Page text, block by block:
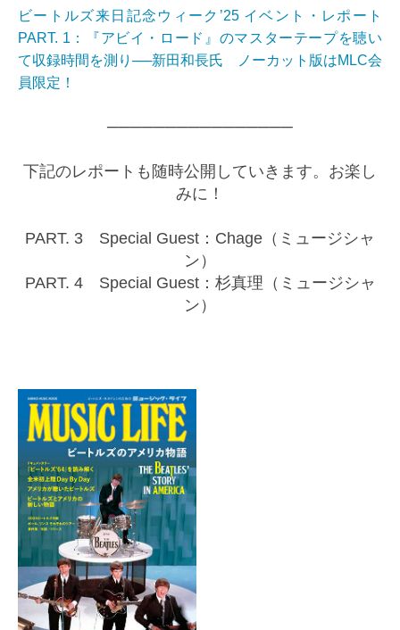
ビートルズ来日記念ウィーク’25 イベント・レポート
PART. 1：『アビイ・ロード』のマスターテープを聴い
て収録時間を測り──新田和長氏 ノーカット版はMLC会
員限定！
────────────────
下記のレポートも随時公開していきます。お楽し
みに！
PART. 3 Special Guest：Chage（ミュージシャ
ン）
PART. 4 Special Guest：杉真理（ミュージシャ
ン）